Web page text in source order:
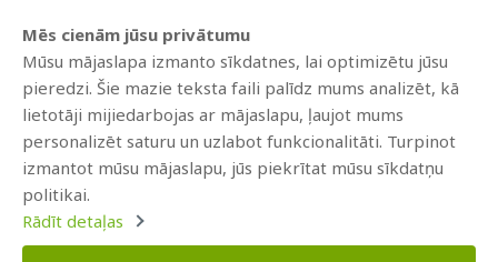
AS Swedbank, HABALV22
LV53HABA0551019240274
Mēs cienām jūsu privātumu
Mūsu mājaslapa izmanto sīkdatnes, lai optimizētu jūsu
pieredzi. Šie mazie teksta faili palīdz mums analizēt, kā
lietotāji mijiedarbojas ar mājaslapu, ļaujot mums
personalizēt saturu un uzlabot funkcionalitāti. Turpinot
izmantot mūsu mājaslapu, jūs piekrītat mūsu sīkdatņu
politikai.
Rādīt detaļas